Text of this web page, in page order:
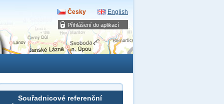
Přihlášení do aplikací
Česky English
Souřadnicové referenční